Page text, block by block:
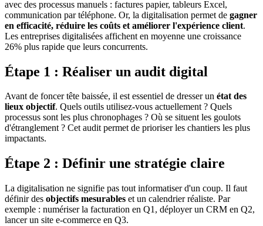
avec des processus manuels : factures papier, tableurs Excel,
communication par téléphone. Or, la digitalisation permet de gagner
en efficacité, réduire les coûts et améliorer l'expérience client.
Les entreprises digitalisées affichent en moyenne une croissance
26% plus rapide que leurs concurrents.
Étape 1 : Réaliser un audit digital
Avant de foncer tête baissée, il est essentiel de dresser un état des
lieux objectif. Quels outils utilisez-vous actuellement ? Quels
processus sont les plus chronophages ? Où se situent les goulots
d'étranglement ? Cet audit permet de prioriser les chantiers les plus
impactants.
Étape 2 : Définir une stratégie claire
La digitalisation ne signifie pas tout informatiser d'un coup. Il faut
définir des objectifs mesurables et un calendrier réaliste. Par
exemple : numériser la facturation en Q1, déployer un CRM en Q2,
lancer un site e-commerce en Q3.